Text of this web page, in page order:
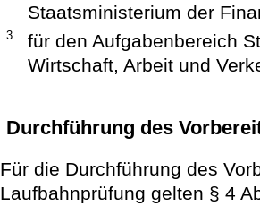
Staatsministerium der
3.
für den Aufgabenbereich
Wirtschaft, Arbeit und
Durchführung des
Für die Durchführung des
Laufbahnprüfung gelten § 4